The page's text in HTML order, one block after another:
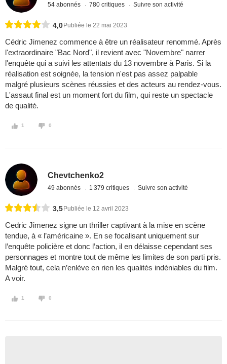
54 abonnés 780 critiques Suivre son activité
4,0 Publiée le 22 mai 2023
Cédric Jimenez commence à être un réalisateur renommé. Après
l'extraordinaire "Bac Nord", il revient avec "Novembre" narrer
l'enquête qui a suivi les attentats du 13 novembre à Paris. Si la
réalisation est soignée, la tension n'est pas assez palpable
malgré plusieurs scènes réussies et des acteurs au rendez-vous.
L'assaut final est un moment fort du film, qui reste un spectacle
de qualité.
1 0
Chevtchenko2
49 abonnés 1 379 critiques Suivre son activité
3,5 Publiée le 12 avril 2023
Cedric Jimenez signe un thriller captivant à la mise en scène
tendue, à « l’américaine ». En se focalisant uniquement sur
l’enquête policière et donc l’action, il en délaisse cependant ses
personnages et montre tout de même les limites de son parti pris.
Malgré tout, cela n’enlève en rien les qualités indéniables du film.
A voir.
1 0